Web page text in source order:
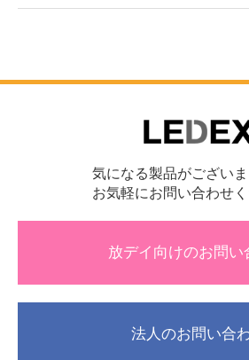
気になる製品がございま
お気軽にお問い合わせく
放デイ向けのお問い
法人のお問い合